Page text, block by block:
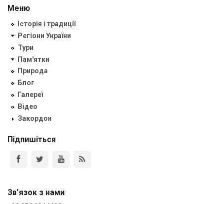
Меню
Історія і традиції
Регіони України
Тури
Пам'ятки
Природа
Блог
Галереї
Відео
Закордон
Підпишіться
Зв'язок з нами